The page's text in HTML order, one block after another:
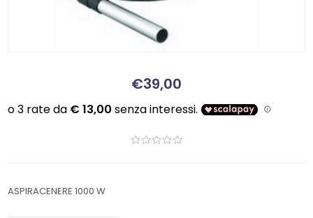
€39,00
ASPIRACENERE 1000 W